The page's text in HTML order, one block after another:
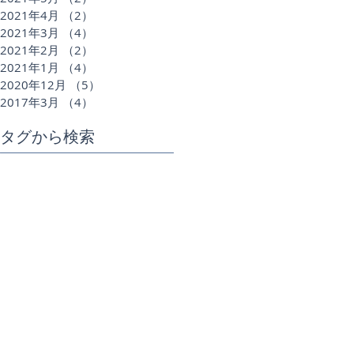
2021年4月
（2）
2021年3月
（4）
2021年2月
（2）
2021年1月
（4）
2020年12月
（5）
2017年3月
（4）
タグから検索